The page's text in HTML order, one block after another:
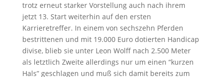
trotz erneut starker Vorstellung auch nach ihrem
jetzt 13. Start weiterhin auf den ersten
Karrieretreffer. In einem von sechszehn Pferden
bestrittenen und mit 19.000 Euro dotierten Handicap
divise, blieb sie unter Leon Wolff nach 2.500 Meter
als letztlich Zweite allerdings nur um einen “kurzen
Hals” geschlagen und muß sich damit bereits zum